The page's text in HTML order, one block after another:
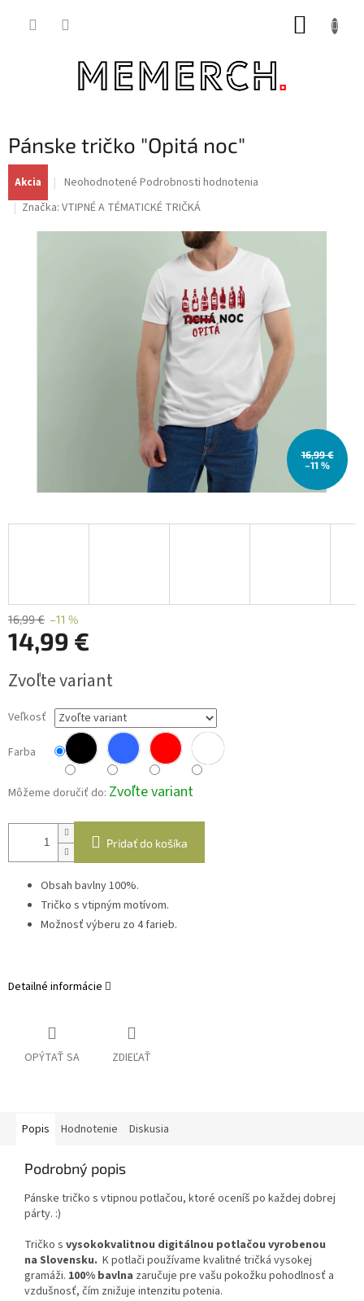
Pánske tričko "Opitá noc"
Akcia
Priemerné
produktu
je
Neohodnotené Podrobnosti hodnotenia
Značka: VTIPNÉ A TÉMATICKÉ TRIČKÁ
16,99 €
–11 %
16,99 € –11 %
14,99 €
cena:
Zvoľte variant
Veľkosť
Farba
Môžeme doručiť do: Zvoľte variant
Pridať do košíka
Obsah bavlny 100%.
Tričko s vtipným motívom.
Možnosť výberu zo 4 farieb.
Detailné informácie
OPÝTAŤ SA ZDIEĽAŤ
Popis Hodnotenie Diskusia
Podrobný popis
Pánske tričko s vtipnou potlačou, ktoré oceníš po každej dobrej
párty. :)
Tričko s vysokokvalitnou digitálnou potlačou vyrobenou
na Slovensku. K potlači používame kvalitné tričká vysokej
gramáži. 100% bavlna zaručuje pre vašu pokožku pohodlnosť a
vzdušnosť, čím znižuje intenzitu potenia.